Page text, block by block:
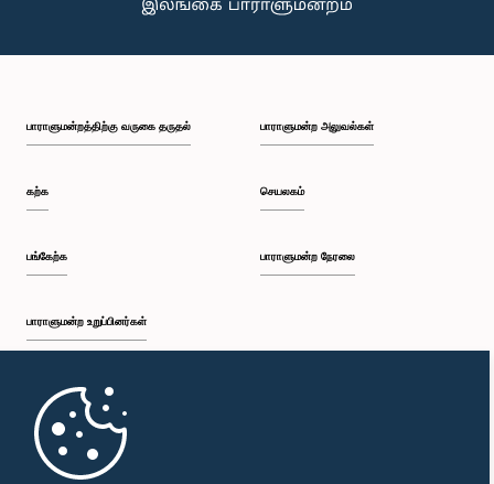
பாராளுமன்றத்திற்கு வருகை தருதல்
கற்க
பங்கேற்க
பாராளுமன்ற உறுப்பினர்கள்
முதற்பக்கம்
பாராளுமன்ற அலுவல்கள்
செயலகம்
பாராளுமன்ற நேரலை
பாராளுமன்ற கையடக்க செயலி